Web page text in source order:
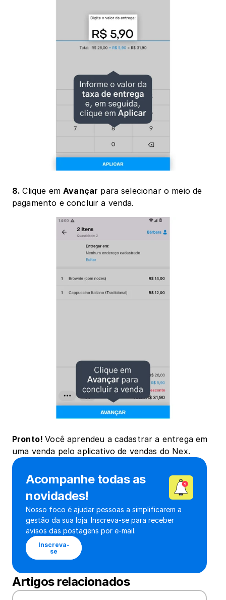
8. Clique em Avançar para selecionar o meio de
pagamento e concluir a venda.
Pronto! Você aprendeu a cadastrar a entrega em
uma venda pelo aplicativo de vendas do Nex.
Acompanhe todas as
novidades!
Nosso foco é ajudar pessoas a simplificarem a
gestão da sua loja. Inscreva-se para receber
avisos das postagens por e-mail.
Inscreva-
se
Artigos relacionados